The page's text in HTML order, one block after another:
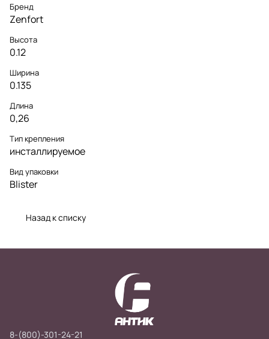
Бренд
Zenfort
Высота
0.12
Ширина
0.135
Длина
0,26
Тип крепления
инсталлируемое
Вид упаковки
Blister
Назад к списку
8-(800)-301-24-21